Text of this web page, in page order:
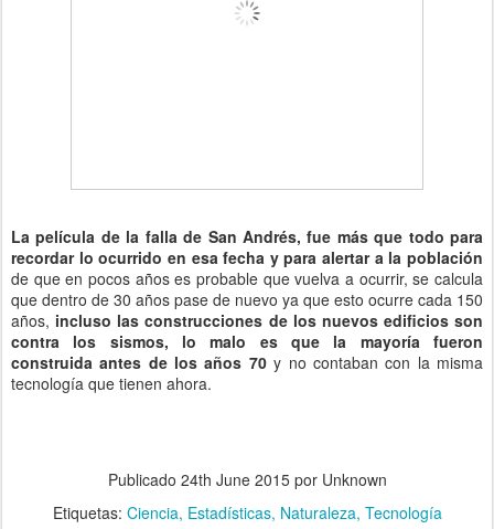
La película de la falla de San Andrés, fue más que todo para
recordar lo ocurrido en esa fecha y para alertar a la población
de que en pocos años es probable que vuelva a ocurrir, se calcula
que dentro de 30 años pase de nuevo ya que esto ocurre cada 150
años, incluso las construcciones de los nuevos edificios son
contra los sismos, lo malo es que la mayoría fueron
construida antes de los años 70y no contaban con la misma
tecnología que tienen ahora.
Publicado 24th June 2015por Unknown
Etiquetas: Ciencia Estadísticas Naturaleza Tecnología